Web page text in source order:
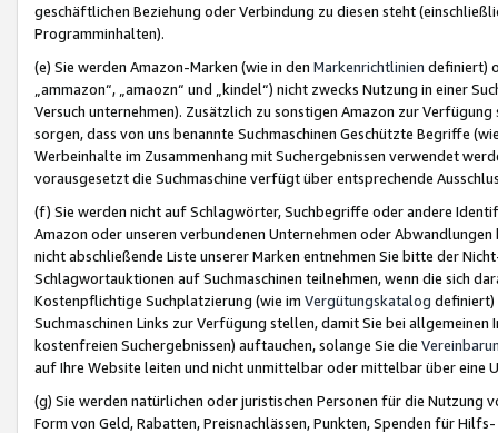
geschäftlichen Beziehung oder Verbindung zu diesen steht
Programminhalten).
(e) Sie werden Amazon-Marken (wie in den Markenrichtlinien definiert)
„ammazon“, „amaozn“ und „kindel“) nicht zwecks Nutzung in einer
Versuch unternehmen). Zusätzlich zu sonstigen Amazon zur
sorgen, dass von uns benannte Suchmaschinen Geschützte Begriffe
Werbeinhalte im Zusammenhang mit Suchergebnissen verwendet
vorausgesetzt die Suchmaschine verfügt über entsprechende
(f) Sie werden nicht auf Schlagwörter, Suchbegriffe oder andere
Amazon oder unseren verbundenen Unternehmen oder
nicht abschließende Liste unserer Marken entnehmen Sie bitte der
Schlagwortauktionen auf Suchmaschinen teilnehmen, wenn die sich
Kostenpflichtige Suchplatzierung (wie im Vergütungskatalog definiert)
Suchmaschinen Links zur Verfügung stellen, damit Sie bei
kostenfreien Suchergebnissen) auftauchen, solange Sie die
auf Ihre Website leiten und nicht unmittelbar oder mittelbar über eine
(g) Sie werden natürlichen oder juristischen Personen für die Nutzung
Form von Geld, Rabatten, Preisnachlässen, Punkten, Spenden für